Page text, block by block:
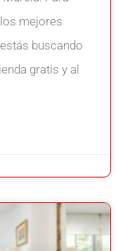
mejores
buscando
gratis y al